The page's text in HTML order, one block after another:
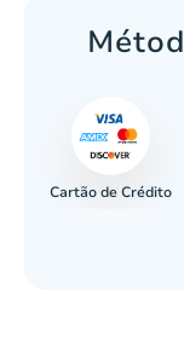
Cartão de Crédito